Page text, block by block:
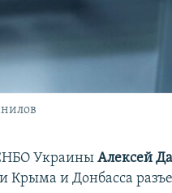
УкраиныАлексей
Крыма и Донбасса